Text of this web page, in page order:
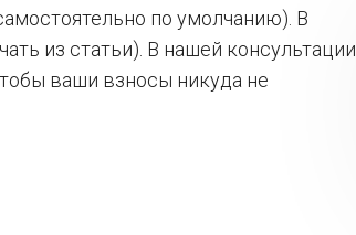
по умолчанию). В
из статьи). В нашей консультации
ваши взносы никуда не